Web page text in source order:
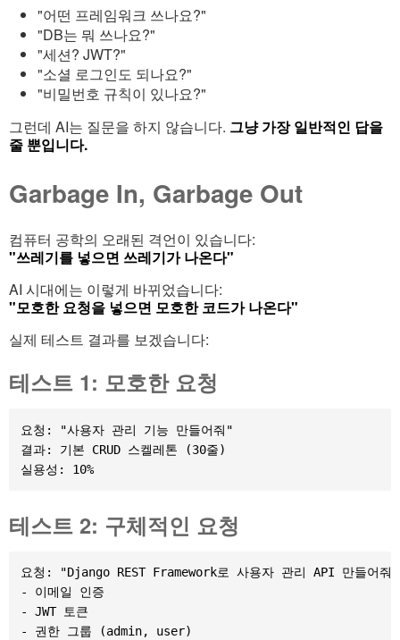
"어떤 프레임워크 쓰나요?"
"DB는 뭐 쓰나요?"
"세션? JWT?"
"소셜 로그인도 되나요?"
"비밀번호 규칙이 있나요?"
그런데 AI는 질문을 하지 않습니다. 그냥 가장 일반적인 답을
줄 뿐입니다.
Garbage In, Garbage Out
컴퓨터 공학의 오래된 격언이 있습니다:
"쓰레기를 넣으면 쓰레기가 나온다"
AI 시대에는 이렇게 바뀌었습니다:
"모호한 요청을 넣으면 모호한 코드가 나온다"
실제 테스트 결과를 보겠습니다:
테스트 1: 모호한 요청
요청: "사용자 관리 기능 만들어줘"
결과: 기본 CRUD 스켈레톤 (30줄)
실용성: 10%
테스트 2: 구체적인 요청
요청: "Django REST Framework로 사용자 관리 API 만들어줘.
- 이메일 인증
- JWT 토큰
- 권한 그룹 (admin, user)